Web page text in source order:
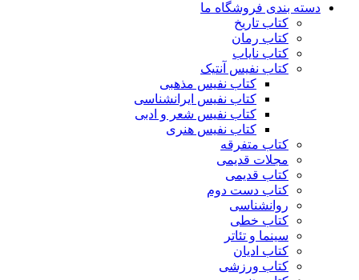
دسته بندی فروشگاه ما
کتاب تاریخ
کتاب رمان
کتاب نایاب
کتاب نفیس آنتیک
کتاب نفیس مذهبی
کتاب نفیس ایرانشناسی
کتاب نفیس شعر و ادبی
کتاب نفیس هنری
کتاب متفرقه
مجلات قدیمی
کتاب قدیمی
کتاب دست دوم
روانشناسی
کتاب خطی
سینما و تئاتر
کتاب ادیان
کتاب ورزشی